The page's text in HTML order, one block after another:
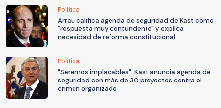
Política
Arrau califica agenda de seguridad de Kast como
"respuesta muy contundente" y explica
necesidad de reforma constitucional
Política
"Seremos implacables": Kast anuncia agenda de
seguridad con más de 30 proyectos contra el
crimen organizado